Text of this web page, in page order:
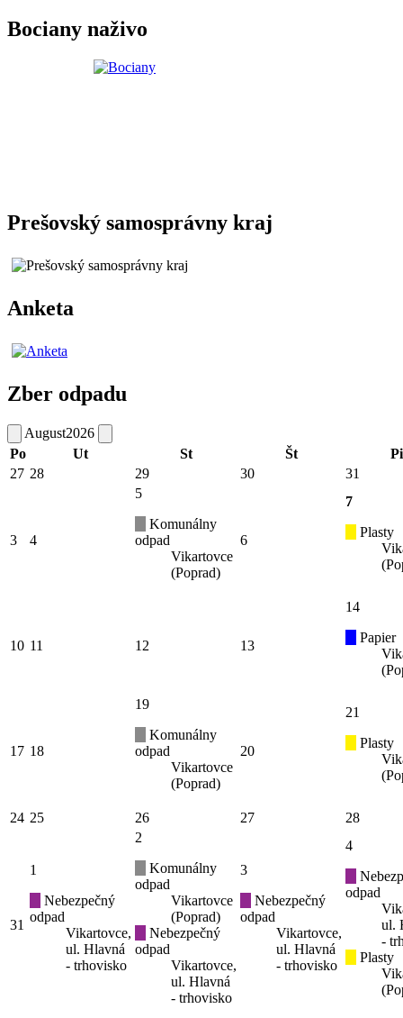
Bociany naživo
Prešovský samosprávny kraj
Anketa
Zber odpadu
August2026
Po
Ut St Št
Pi
27 28 29 30 31
3 4
5
Komunálny
odpad
Vikartovce
(Poprad)
6
7
Plasty
10 11 12 13
14
Papier
17 18
19
Komunálny
odpad
Vikartovce
(Poprad)
20
21
Plasty
24 25 26 27 28
31
1
Nebezpečný
odpad
Vikartovce,
ul. Hlavná
- trhovisko
2
Komunálny
odpad
Vikartovce
(Poprad)
Nebezpečný
odpad
Vikartovce,
ul. Hlavná
- trhovisko
3
Nebezpečný
odpad
Vikartovce,
ul. Hlavná
- trhovisko
4
odpad
ul.
-
Plasty